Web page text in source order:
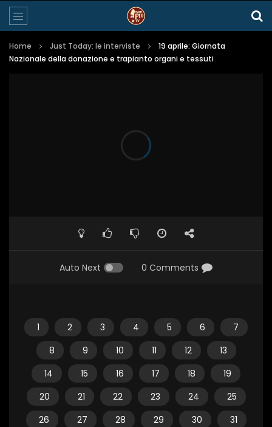
Home Just Today: le interviste
19 aprile: Giornata
Nazionale della donazione e trapianto organi e tessuti
Auto Next 0 Comments
1 2 3 4 5 6
7
8
9 10 11 12
13
14
15 16 17 18
19
20
21 22 23 24
25
26
27 28 29 30
31